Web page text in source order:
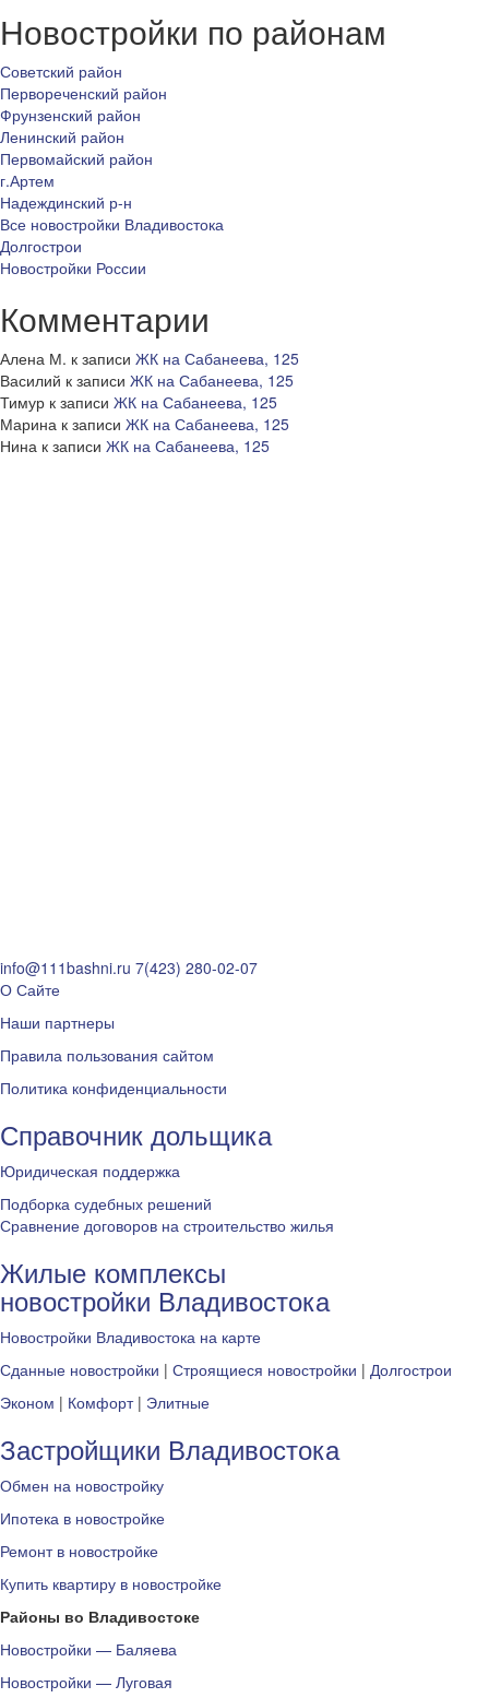
Новостройки по районам
Советский район
Первореченский район
Фрунзенский район
Ленинский район
Первомайский район
г.Артем
Надеждинский р-н
Все новостройки Владивостока
Долгострои
Новостройки России
Комментарии
Алена М. к записи ЖК на Сабанеева, 125
Василий к записи ЖК на Сабанеева, 125
Тимур к записи ЖК на Сабанеева, 125
Марина к записи ЖК на Сабанеева, 125
Нина к записи ЖК на Сабанеева, 125
info@111bashni.ru 7(423) 280-02-07
О Сайте
Наши партнеры
Правила пользования сайтом
Политика конфиденциальности
Справочник дольщика
Юридическая поддержка
Подборка судебных решений
Сравнение договоров на строительство жилья
Жилые комплексы
новостройки Владивостока
Новостройки Владивостока на карте
Сданные новостройки | Строящиеся новостройки | Долгострои
Эконом | Комфорт| Элитные
Застройщики Владивостока
Обмен на новостройку
Ипотека в новостройке
Ремонт в новостройке
Купить квартиру в новостройке
Районы во Владивостоке
Новостройки — Баляева
Новостройки — Луговая